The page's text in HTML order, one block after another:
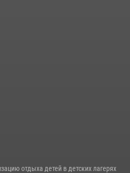
отдыха детей в детских лагерях